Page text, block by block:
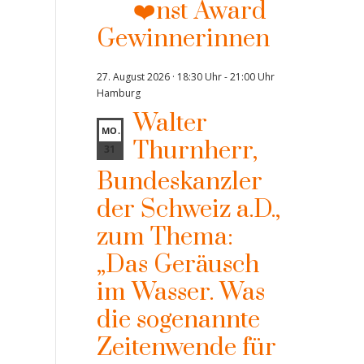
❤️nst Award
Gewinnerinnen
27. August 2026 · 18:30 Uhr-21:00 Uhr
Hamburg
MO.
31
Walter
Thurnherr,
Bundeskanzler
der Schweiz a.D.,
zum Thema:
„Das Geräusch
im Wasser. Was
die sogenannte
Zeitenwende für